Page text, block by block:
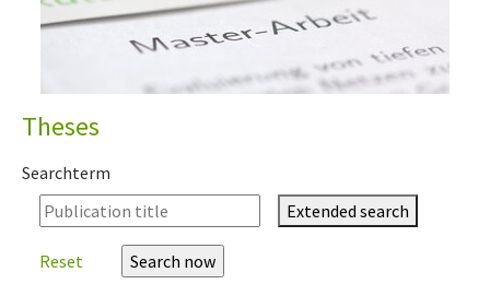
Theses
Searchterm
Extended search
Reset